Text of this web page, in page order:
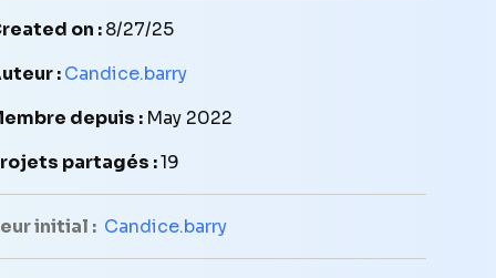
on :8/27/25
:Candice.barry
depuis : May 2022
partagés :19
initial : Candice.barry